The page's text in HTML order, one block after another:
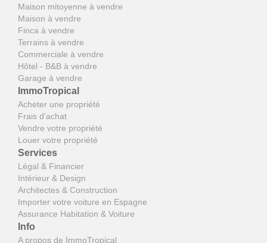
Maison mitoyenne à vendre
Maison à vendre
Finca à vendre
Terrains à vendre
Commerciale à vendre
Hôtel - B&B à vendre
Garage à vendre
ImmoTropical
Acheter une propriété
Frais d'achat
Vendre votre propriété
Louer votre propriété
Services
Légal & Financier
Intérieur & Design
Architectes & Construction
Importer votre voiture en Espagne
Assurance Habitation & Voiture
Info
A propos de ImmoTropical